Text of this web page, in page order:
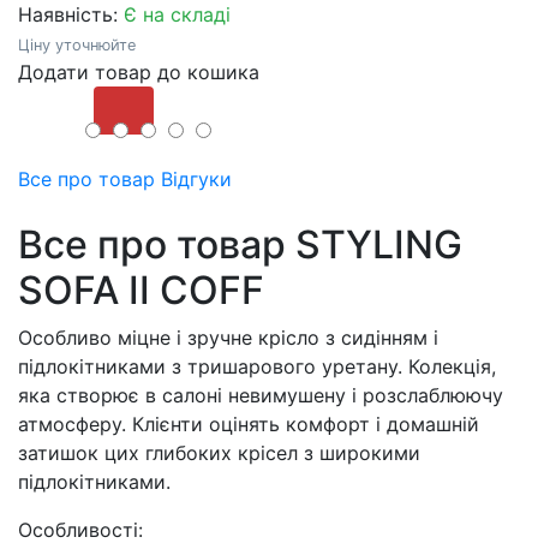
Наявність: Є на складі
Ціну уточнюйте
Додати товар до кошика
Все про товар Відгуки
Все про товар STYLING
SOFA II COFF
Особливо міцне і зручне крісло з сидінням і
підлокітниками з тришарового уретану. Колекція,
яка створює в салоні невимушену і розслаблюючу
атмосферу. Клієнти оцінять комфорт і домашній
затишок цих глибоких крісел з широкими
підлокітниками.
Особливості: